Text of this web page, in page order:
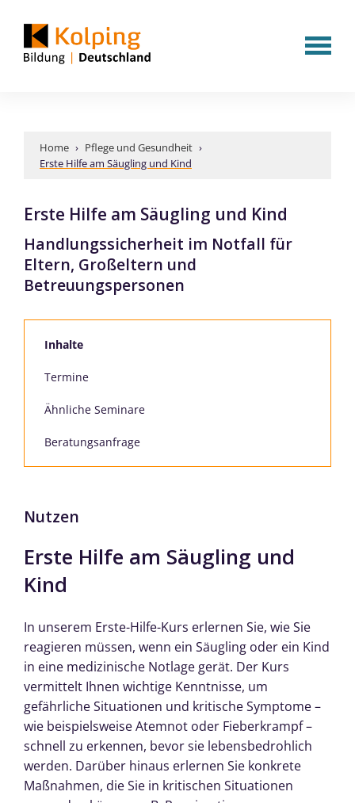
Home › Pflege und Gesundheit ›
Erste Hilfe am Säugling und Kind
Erste Hilfe am Säugling und Kind
Handlungssicherheit im Notfall für
Eltern, Großeltern und
Betreuungspersonen
Inhalte
Termine
Ähnliche Seminare
Beratungsanfrage
Nutzen
Erste Hilfe am Säugling und
Kind
In unserem Erste-Hilfe-Kurs erlernen Sie, wie Sie
reagieren müssen, wenn ein Säugling oder ein Kind
in eine medizinische Notlage gerät. Der Kurs
vermittelt Ihnen wichtige Kenntnisse, um
gefährliche Situationen und kritische Symptome –
wie beispielsweise Atemnot oder Fieberkrampf –
schnell zu erkennen, bevor sie lebensbedrohlich
werden. Darüber hinaus erlernen Sie konkrete
Maßnahmen, die Sie in kritischen Situationen